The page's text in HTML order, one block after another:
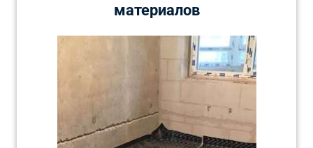
материалов